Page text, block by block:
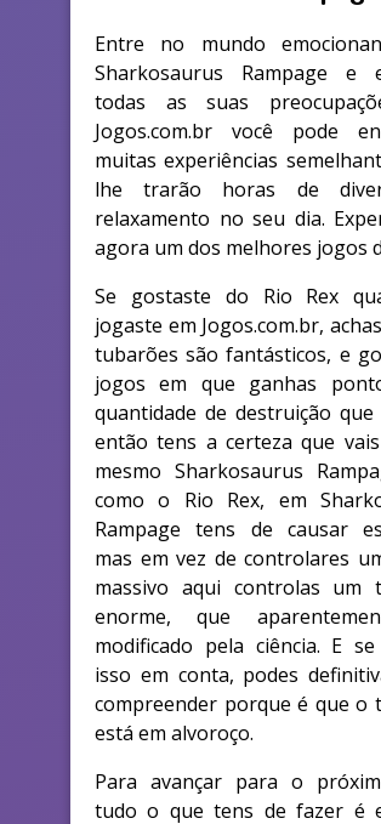
Entre no mundo
Sharkosaurus Rampage e
todas as suas
Jogos.com.br você pode
muitas experiências
lhe trarão horas de
relaxamento no seu dia.
agora um dos melhores jogos
Se gostaste do Rio Rex
jogaste em Jogos.com.br,
tubarões são fantásticos, e
jogos em que ganhas
quantidade de destruição que
então tens a certeza que
mesmo Sharkosaurus
como o Rio Rex, em
Rampage tens de causar
mas em vez de controlares
massivo aqui controlas um
enorme, que
modificado pela ciência. E
isso em conta, podes
compreender porque é que o
está em alvoroço.
Para avançar para o
tudo o que tens de fazer é